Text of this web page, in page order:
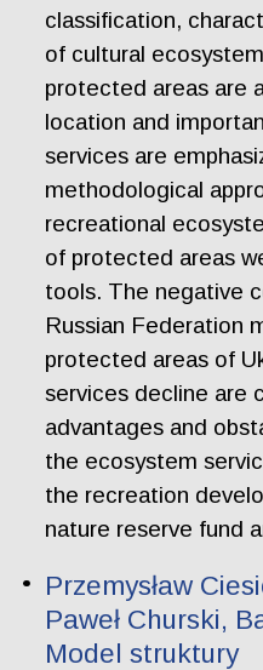
classification,
of cultural
protected areas are
location and
services are
methodological
recreational
of protected areas
tools. The negative
Russian Federation
protected areas of
services decline are
advantages and
the ecosystem
the recreation
nature reserve fund
Przemysław
Paweł Churski,
Model struktury